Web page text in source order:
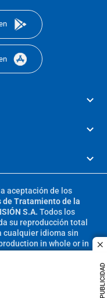
PUBLICIDAD
aceptación de los
de Tratamiento de la
S.A. Todos los
su reproducción total
cualquier idioma sin
in whole or in